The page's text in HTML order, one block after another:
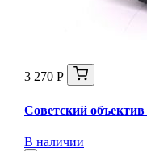
3 270 Р
Советский
В наличии